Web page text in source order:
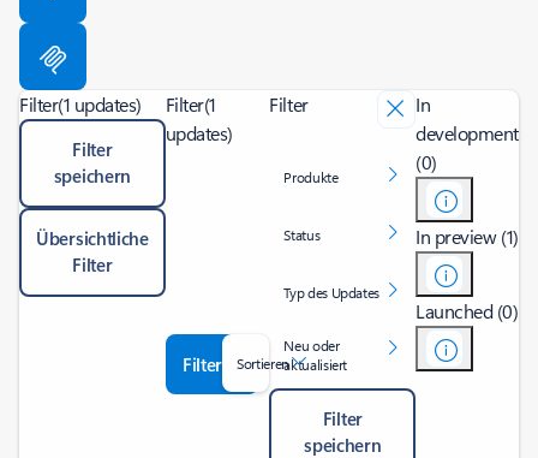
Filter(1 updates)
Filter
speichern
Übersichtliche
Filter
Filter(1
updates)
Filter Sortieren
Filter
Produkte
Status
Typ des Updates
Neu oder
aktualisiert
Filter
speichern
In
development
(0)
In preview (1)
Launched (0)